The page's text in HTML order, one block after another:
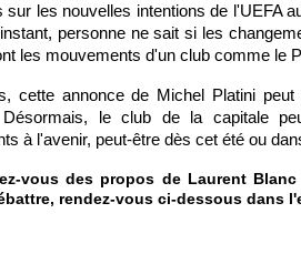
sur les nouvelles intentions de l'UEFA
personne ne sait si les
les mouvements d'un club comme le
cette annonce de Michel Platini
Désormais, le club de la capitale
à l'avenir, peut-être dès cet été ou
vous des propos de Laurent
rendez-vous ci-dessous dans